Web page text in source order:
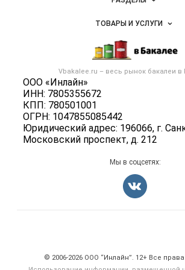
Vbakalee.ru – весь рынок бакалеи в
ООО «Инлайн»
ИНН: 7805355672
КПП: 780501001
ОГРН: 1047855085442
Юридический адрес: 196066, г.
Московский проспект, д. 212
Размещение рекламы
Публичная оферта
Контактная информация
Политика обработки персональных
Объявления
Новости рынка
ТОВАРЫ И УСЛУГИ
Бакалейные товары
Услуги
Добавить объявление
Мы в соцсетях:
© 2006‑2026 ООО “Инлайн”. 12+ Все